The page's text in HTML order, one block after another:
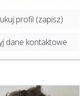
profil (zapisz)
dane kontaktowe